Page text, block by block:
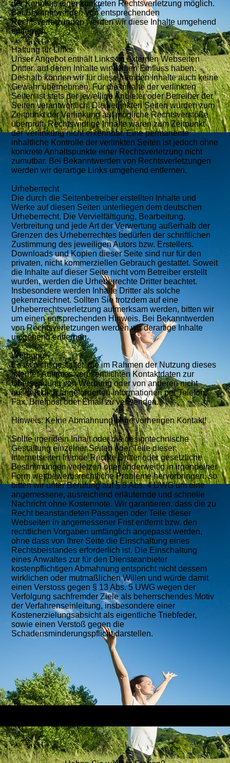
der Kenntnis einer konkreten Rechtsverletzung möglich.
Bei Bekanntwerden von entsprechenden
Rechtsverletzungen werden wir diese Inhalte umgehend
entfernen.
Haftung für Links
Unser Angebot enthält Links zu externen Webseiten
Dritter, auf deren Inhalte wir keinen Einfluss haben.
Deshalb können wir für diese fremden Inhalte auch keine
Gewähr übernehmen. Für die Inhalte der verlinkten
Seiten ist stets der jeweilige Anbieter oder Betreiber der
Seiten verantwortlich. Die verlinkten Seiten wurden zum
Zeitpunkt der Verlinkung auf mögliche Rechtsverstöße
überprüft. Rechtswidrige Inhalte waren zum Zeitpunkt
der Verlinkung nicht erkennbar. Eine permanente
inhaltliche Kontrolle der verlinkten Seiten ist jedoch ohne
konkrete Anhaltspunkte einer Rechtsverletzung nicht
zumutbar. Bei Bekanntwerden von Rechtsverletzungen
werden wir derartige Links umgehend entfernen.
Urheberrecht
Die durch die Seitenbetreiber erstellten Inhalte und
Werke auf diesen Seiten unterliegen dem deutschen
Urheberrecht. Die Vervielfältigung, Bearbeitung,
Verbreitung und jede Art der Verwertung außerhalb der
Grenzen des Urheberrechtes bedürfen der schriftlichen
Zustimmung des jeweiligen Autors bzw. Erstellers.
Downloads und Kopien dieser Seite sind nur für den
privaten, nicht kommerziellen Gebrauch gestattet. Soweit
die Inhalte auf dieser Seite nicht vom Betreiber erstellt
wurden, werden die Urheberrechte Dritter beachtet.
Insbesondere werden Inhalte Dritter als solche
gekennzeichnet. Sollten Sie trotzdem auf eine
Urheberrechtsverletzung aufmerksam werden, bitten wir
um einen entsprechenden Hinweis. Bei Bekanntwerden
von Rechtsverletzungen werden wir derartige Inhalte
umgehend entfernen.
Werbung
Es ist nicht gestattet, die im Rahmen der Nutzung dieses
Internet-Auftrittes veröffentlichten Kontaktdaten zur
Übersendung von Werbung oder von anderen nicht
ausdrücklich angeforderten Informationen per Telefon,
Fax, Briefpost oder Email zu verwenden.
Hinweis: Keine Abmahnung ohne vorherigen Kontakt!
Sollte irgendein Inhalt oder die designtechnische
Gestaltung einzelner Seiten oder Teile dieser
Internetseiten fremde Rechte Dritter oder gesetzliche
Bestimmungen verletzen oder anderweitig in irgendeiner
Form wettbewerbsrechtliche Probleme hervorbringen, so
bitten wir unter Berufung auf § 8 Abs. 4 UWG um eine
angemessene, ausreichend erläuternde und schnelle
Nachricht ohne Kostennote. Wir garantieren, dass die zu
Recht beanstandeten Passagen oder Teile dieser
Webseiten in angemessener Frist entfernt bzw. den
rechtlichen Vorgaben umfänglich angepasst werden,
ohne dass von Ihrer Seite die Einschaltung eines
Rechtsbeistandes erforderlich ist. Die Einschaltung
eines Anwaltes zur für den Diensteanbieter
kostenpflichtigen Abmahnung entspricht nicht dessem
wirklichen oder mutmaßlichen Willen und würde damit
einen Verstoss gegen § 13 Abs. 5 UWG wegen der
Verfolgung sachfremder Ziele als beherrschendes Motiv
der Verfahrenseinleitung, insbesondere einer
Kostenerzielungsabsicht als eigentliche Triebfeder,
sowie einen Verstoß gegen die
Schadensminderungspflicht darstellen.